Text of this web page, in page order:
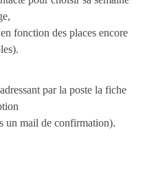
,
fonction des places encore
par la poste la fiche
un mail de confirmation).